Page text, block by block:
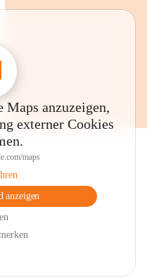
anzuzeigen,
externer Cookies
maps
anzeigen